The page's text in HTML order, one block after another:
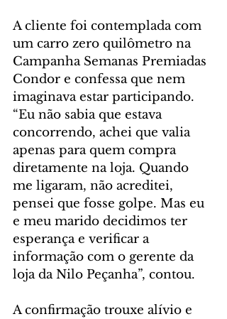
A cliente foi contemplada com
um carro zero quilômetro na
Campanha Semanas Premiadas
Condor e confessa que nem
imaginava estar participando.
“Eu não sabia que estava
concorrendo, achei que valia
apenas para quem compra
diretamente na loja. Quando
me ligaram, não acreditei,
pensei que fosse golpe. Mas eu
e meu marido decidimos ter
esperança e verificar a
informação com o gerente da
loja da Nilo Peçanha”, contou.
A confirmação trouxe alívio e